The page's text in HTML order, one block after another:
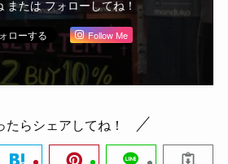
または フォローしてね！
Follow Me
たらシェアしてね！